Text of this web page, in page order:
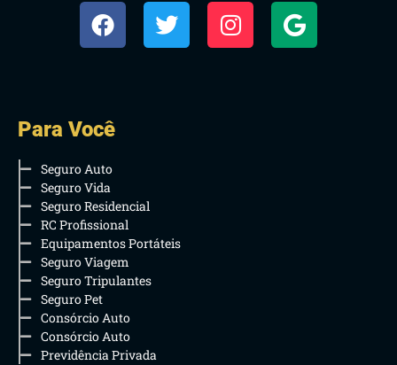
Para Você
Seguro Auto
Seguro Vida
Seguro Residencial
RC Profissional
Equipamentos Portáteis
Seguro Viagem
Seguro Tripulantes
Seguro Pet
Consórcio Auto
Consórcio Auto
Previdência Privada